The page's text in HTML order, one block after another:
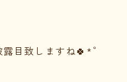
目致しますね🍀*゜